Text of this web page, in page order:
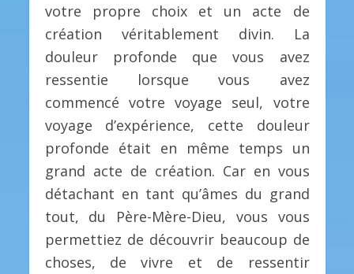
votre propre choix et un acte de
création véritablement divin. La
douleur profonde que vous avez
ressentie lorsque vous avez
commencé votre voyage seul, votre
voyage d’expérience, cette douleur
profonde était en même temps un
grand acte de création. Car en vous
détachant en tant qu’âmes du grand
tout, du Père-Mère-Dieu, vous vous
permettiez de découvrir beaucoup de
choses, de vivre et de ressentir